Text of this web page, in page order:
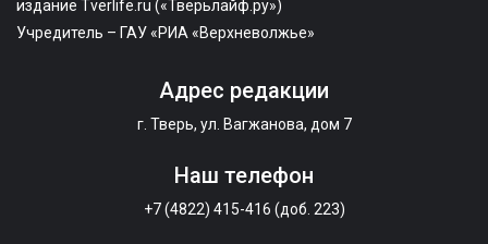
издание Tverlife.ru («Тверьлайф.ру»)
Учредитель – ГАУ «РИА «Верхневолжье»
Адрес редакции
г. Тверь, ул. Вагжанова, дом 7
Наш телефон
+7 (4822) 415-416 (доб. 223)